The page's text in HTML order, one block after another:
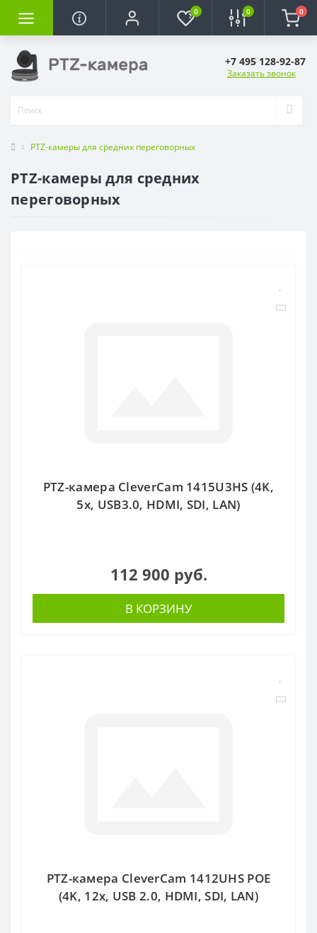
0 0 0
+7 495 128-92-87
Заказать звонок
PTZ-камеры для средних переговорных
PTZ-камеры для средних
переговорных
PTZ-камера CleverCam 1415U3HS (4K,
5x, USB3.0, HDMI, SDI, LAN)
112 900 руб.
В КОРЗИНУ
PTZ-камера CleverCam 1412UHS POE
(4K, 12x, USB 2.0, HDMI, SDI, LAN)